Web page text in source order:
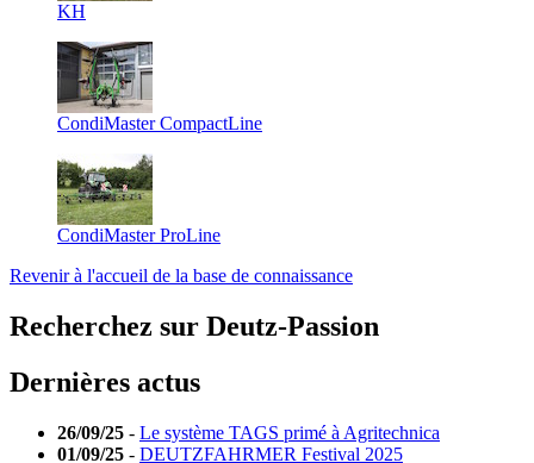
KH
CondiMaster CompactLine
CondiMaster ProLine
Revenir à l'accueil de la base de connaissance
Recherchez sur Deutz-Passion
Dernières actus
26/09/25 - Le système TAGS primé à Agritechnica
01/09/25 - DEUTZFAHRMER Festival 2025